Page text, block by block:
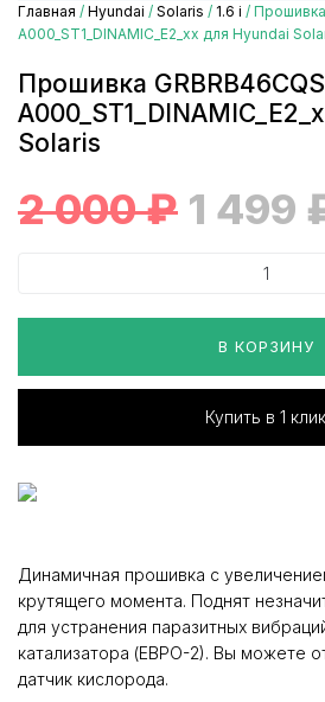
Главная / Hyundai / Solaris / 1.6 i /
A000_ST1_DINAMIC_E2_xx для Hyundai
Прошивка
Solaris
2 000₽ 1 499
В КОРЗИНУ
Купить в 1 клик
Динамичная прошивка с
крутящего момента. Поднят
для устранения паразитных
катализатора (ЕВРО-2). Вы можете
датчик кислорода.